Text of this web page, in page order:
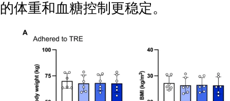
的体重和血糖控制更稳定。